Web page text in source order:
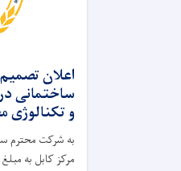
اعلان
و تکنالوژی
به شرکت محترم
مرکز کابل به